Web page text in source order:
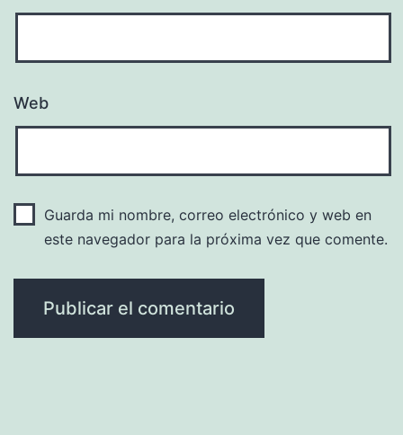
Web
Guarda mi nombre, correo electrónico y web en
este navegador para la próxima vez que comente.